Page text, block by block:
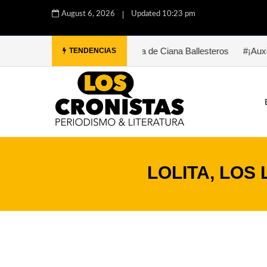
August 6, 2026 Updated 10:23 pm
TENDENCIAS
#Paula. Una historia de Ciana Ballesteros #¡Auxilio,
LOLITA, LOS